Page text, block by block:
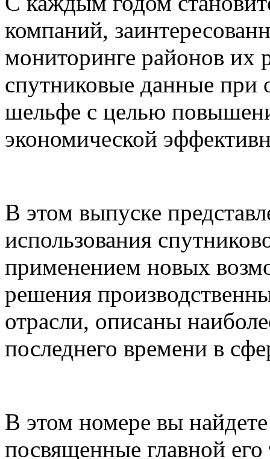
компаний,
мониторинге районов их
спутниковые данные при
шельфе с целью
экономической
В этом выпуске
использования
применением новых
решения
отрасли, описаны
последнего времени в
В этом номере вы найдете
посвященные главной